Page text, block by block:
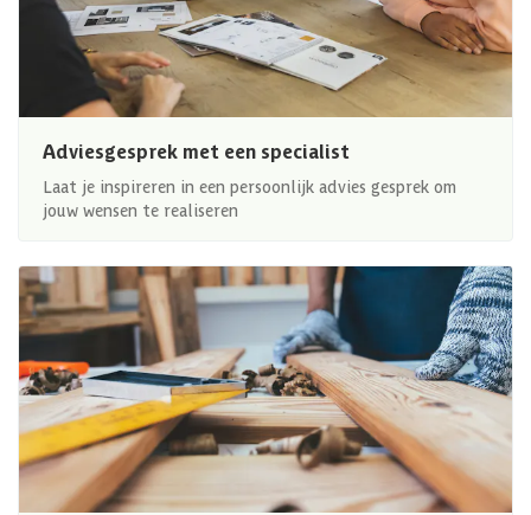
Adviesgesprek met een specialist
Laat je inspireren in een persoonlijk advies gesprek om
jouw wensen te realiseren